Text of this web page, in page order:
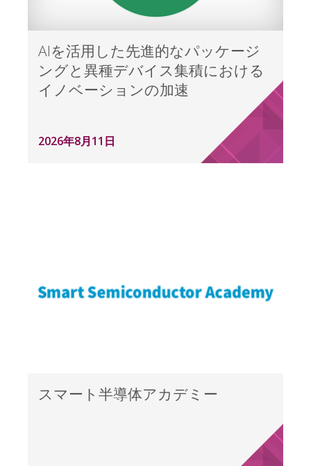
AIを活用した先進的なパッケージ
ングと異種デバイス集積における
イノベーションの加速
2026年8月11日
スマート半導体アカデミー